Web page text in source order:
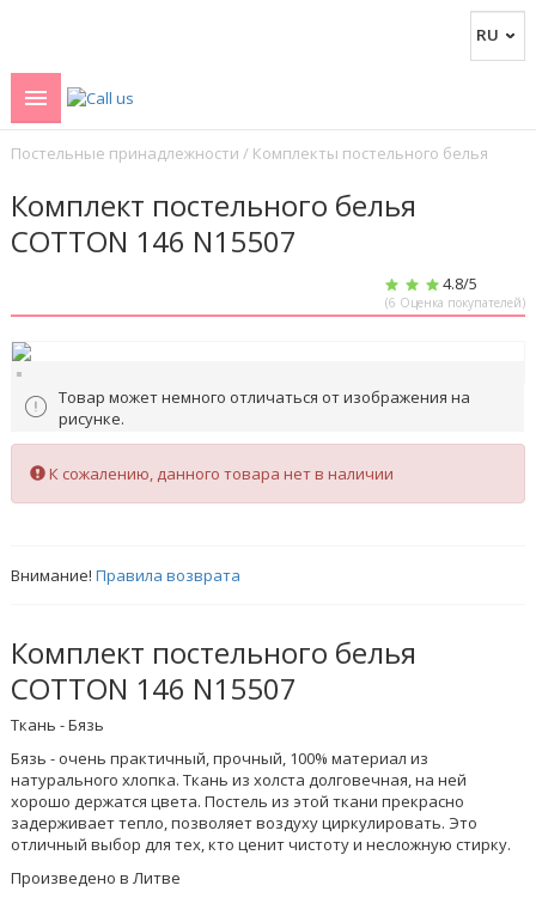
Постельные принадлежности / Комплекты постельного белья
Комплект постельного белья
COTTON 146 N15507
4.8/5
(6 Оценка покупателей)
Товар может немного отличаться от изображения на
рисунке.
К сожалению, данного товара нет в наличии
Внимание!Правила возврата
Комплект постельного белья
COTTON 146 N15507
Ткань - Бязь
Бязь - очень практичный, прочный, 100% материал из
натурального хлопка. Ткань из холста долговечная, на ней
хорошо держатся цвета. Постель из этой ткани прекрасно
задерживает тепло, позволяет воздуху циркулировать. Это
отличный выбор для тех, кто ценит чистоту и несложную стирку.
Произведено в Литве